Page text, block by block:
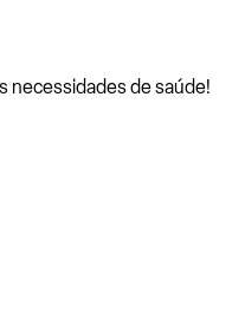
necessidades de saúde!